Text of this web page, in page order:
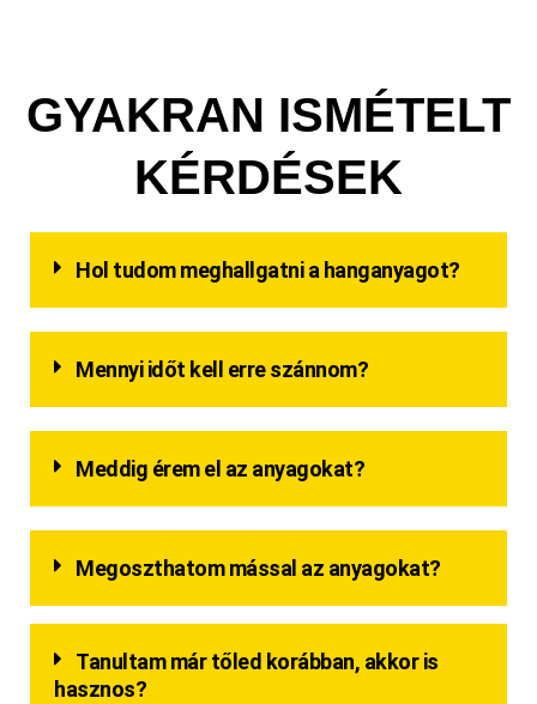
GYAKRAN ISMÉTELT
KÉRDÉSEK
Hol tudom meghallgatni a hanganyagot?
Mennyi időt kell erre szánnom?
Meddig érem el az anyagokat?
Megoszthatom mással az anyagokat?
Tanultam már tőled korábban, akkor is
hasznos?